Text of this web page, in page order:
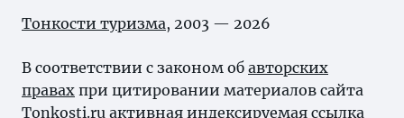
Тонкости туризма, 2003 — 2026
В соответствии с законом об авторских
правах при цитировании материалов сайта
Tonkosti.ru активная индексируемая ссылка